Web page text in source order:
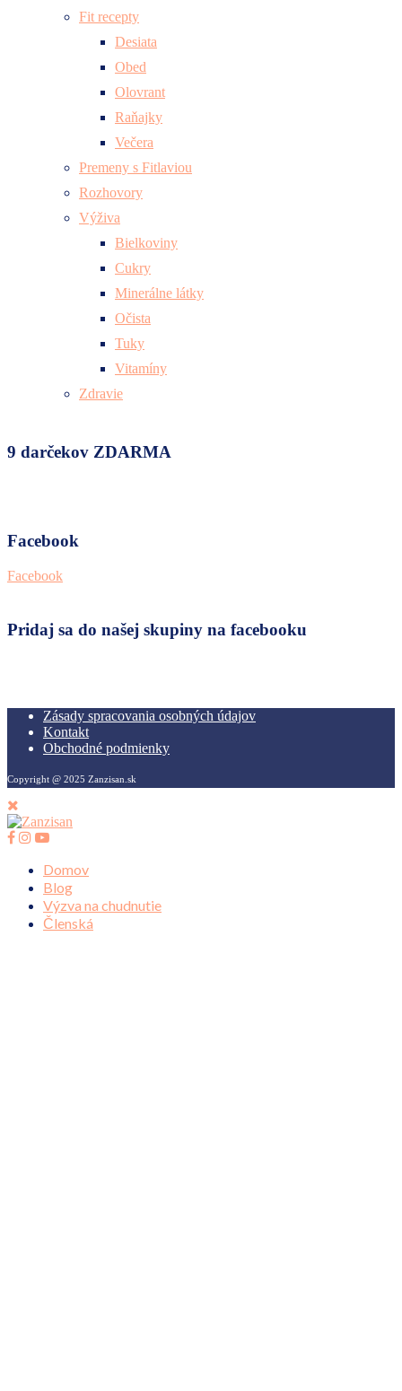
Fit recepty
Desiata
Obed
Olovrant
Raňajky
Večera
Premeny s Fitlaviou
Rozhovory
Výživa
Bielkoviny
Cukry
Minerálne látky
Očista
Tuky
Vitamíny
Zdravie
9 darčekov ZDARMA
Facebook
Facebook
Pridaj sa do našej skupiny na facebooku
Zásady spracovania osobných údajov
Kontakt
Obchodné podmienky
Copyright @ 2025 Zanzisan.sk
Domov
Blog
Výzva na chudnutie
Členská